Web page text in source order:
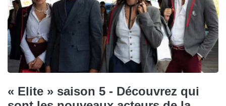
« Elite » saison 5 - Découvrez qui